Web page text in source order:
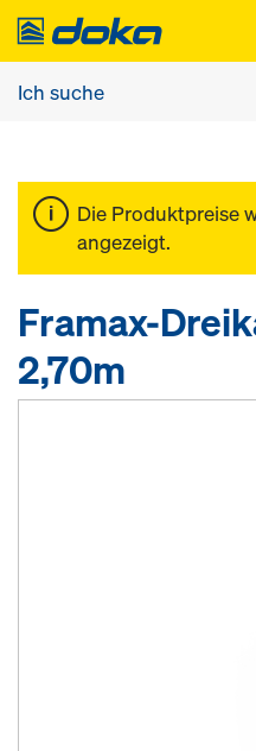
Die Produktpreise
angezeigt.
Framax-
2,70m